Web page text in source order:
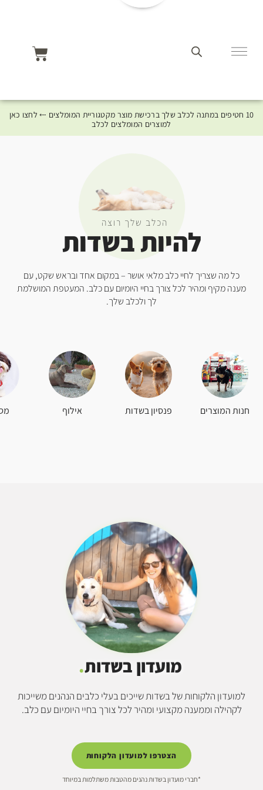
10 חטיפים במתנה לכלב שלך ברכישת מוצר מקטגוריית המומלצים ⤎ לחצו כאן
למוצרים המומלצים לכלב
הכלב שלך רוצה
להיות בשדות
כל מה שצריך לחיי כלב מלאי אושר – במקום אחד ובראש שקט, עם
מענה מקיף ומהיר לכל צורך בחיי היומיום עם כלב. המעטפת המושלמת
לך ולכלב שלך.
חנות המוצרים פנסיון בשדות אילוף
מועדון בשדות.
למועדון הלקוחות של בשדות שייכים בעלי כלבים הנהנים משייכות
לקהילה וממענה מקצועי ומהיר לכל צורך בחיי היומיום עם כלב.
הצטרפו למועדון הלקוחות
*חברי מועדון בשדות נהנים מהטבות משתלמות במיוחד